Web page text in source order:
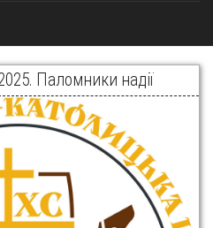
Паломники надії